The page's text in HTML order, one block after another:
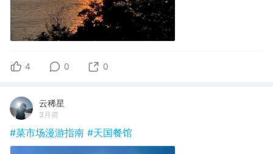
4 0 0
云稀星
3月前
#菜市场漫游指南 #天国餐馆